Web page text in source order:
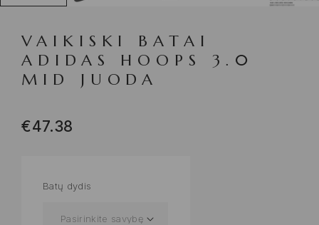
VAIKISKI BATAI
ADIDAS HOOPS 3.0
MID JUODA
€47.38
Batų dydis